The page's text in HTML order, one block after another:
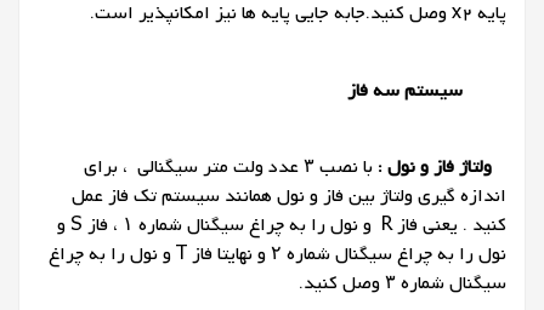
پایه x2 وصل کنید.جابه جایی پایه ها نیز امکانپذیر است.
سیستم سه فاز
ولتاژ فاز و نول:
با نصب ۳ عدد ولت متر سیگنالی ، برای
اندازه گیری ولتاژ بین فاز و نول همانند سیستم تک فاز عمل
کنید . یعنی فاز R و نول را به چراغ سیگنال شماره ۱ ، فاز S و
نول را به چراغ سیگنال شماره ۲ و نهایتا فاز T و نول را به چراغ
سیگنال شماره ۳ وصل کنید.